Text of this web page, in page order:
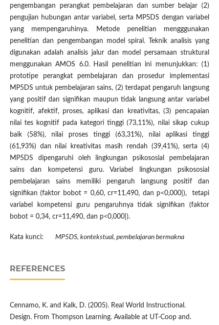
pengembangan perangkat pembelajaran dan sumber belajar (2)
pengujian hubungan antar variabel, serta MP5DS dengan variabel
yang mempengaruhinya. Metode penelitian mengggunakan
penelitian dan pengembangan model spiral. Teknik analisis yang
digunakan adalah analisis jalur dan model persamaan struktural
menggunakan AMOS 6.0. Hasil penelitian ini menunjukkan: (1)
prototipe perangkat pembelajaran dan prosedur implementasi
MP5DS untuk pembelajaran sains, (2) terdapat pengaruh langsung
yang positif dan signifikan maupun tidak langsung antar variabel
kognitif, afektif, proses, aplikasi dan kreativitas, (3) pencapaian
nilai tes kognitif pada kategori tinggi (73,11%), nilai sikap cukup
baik (58%), nilai proses tinggi (63,31%), nilai aplikasi tinggi
(61,93%) dan nilai kreativitas masih rendah (39,41%), serta (4)
MP5DS dipengaruhi oleh lingkungan psikososial pembelajaran
sains dan kompetensi guru. Variabel lingkungan psikososial
pembelajaran sains memiliki pengaruh langsung positif dan
signifikan (faktor bobot = 0,60, cr=11,490, dan p<0,000|), tetapi
variabel kompetensi guru pengaruhnya tidak signifikan (faktor
bobot = 0,34, cr=11,490, dan p<0,000|).
Kata kunci: MP5DS, kontekstual, pembelajaran bermakna
REFERENCES
Cennamo, K. and Kalk, D. (2005). Real World Instructional.
Design. From Thompson Learning. Available at UT-Coop and.